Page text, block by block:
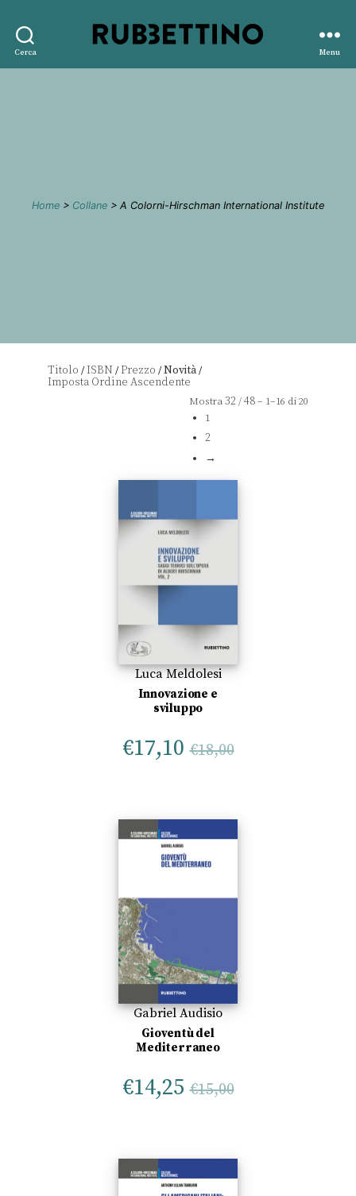
Cerca
editore
Menu
Home > Collane > A Colorni-Hirschman International Institute
Titolo /ISBN /Prezzo /Novità/
Mostra32/48– 1–16 di 20
1
2
→
Luca Meldolesi
Innovazione e
sviluppo
€17,10 €18,00
Gabriel Audisio
Gioventù del
Mediterraneo
€14,25 €15,00